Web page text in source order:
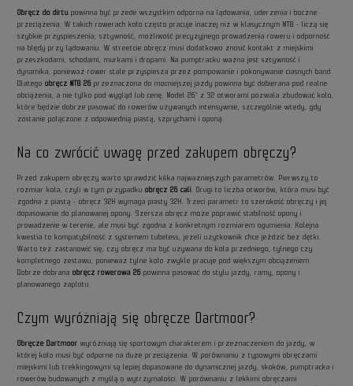
Obręcz do dirtu powinna być przede wszystkim odporna na lądowania, uderzenia i boczne
przeciążenia. W takich rowerach koło często pracuje inaczej niż w klasycznym MTB - liczą się
szybkie przyspieszenia, sztywność, możliwość precyzyjnego prowadzenia roweru i odporność
na błędy przy lądowaniu. W streetcie obręcz musi dodatkowo znosić kontakt z miejskimi
przeszkodami, schodami, murkami i dropami. Na pumptracku ważna jest sztywność i
dynamika, ponieważ rower stale przyspiesza przez pompowanie i pokonywanie ciasnych band.
Dlategoobręcz MTB 26 przeznaczona do mocniejszej jazdy powinna być dobierana pod realne
obciążenia, a nie tylko pod wygląd lub cenę. Model 26” z 32 otworami pozwala zbudować koło,
które będzie dobrze pasować do rowerów używanych intensywnie, szczególnie wtedy, gdy
zostanie połączone z odpowiednią piastą, szprychami i oponą.
Na co zwrócić uwagę przed zakupem obręczy?
Przed zakupem obręczy warto sprawdzić kilka najważniejszych parametrów. Pierwszy to
rozmiar koła, czyli w tym przypadkuobręcz 26 cali. Drugi to liczba otworów, która musi być
zgodna z piastą - obręcz 32H wymaga piasty 32H. Trzeci parametr to szerokość obręczy i jej
dopasowanie do planowanej opony. Szersza obręcz może poprawić stabilność opony i
prowadzenie w terenie, ale musi być zgodna z konkretnym rozmiarem ogumienia. Kolejna
kwestia to kompatybilność z systemem tubeless, jeżeli użytkownik chce jeździć bez dętki.
Warto też zastanowić się, czy obręcz ma być używana do koła przedniego, tylnego czy
kompletnego zestawu, ponieważ tylne koło zwykle pracuje pod większym obciążeniem.
Dobrze dobranaobręcz rowerowa 26 powinna pasować do stylu jazdy, ramy, opony i
planowanego zaplotu.
Czym wyróżniają się obręcze Dartmoor?
Obręcze Dartmoor wyróżniają się sportowym charakterem i przeznaczeniem do jazdy, w
której koło musi być odporne na duże przeciążenia. W porównaniu z typowymi obręczami
miejskimi lub trekkingowymi są lepiej dopasowane do dynamicznej jazdy, skoków, pumptracka i
rowerów budowanych z myślą o wytrzymałości. W porównaniu z lekkimi obręczami